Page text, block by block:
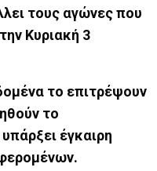
τους αγώνες που
Κυριακή 3
το επιτρέψουν
το
έγκαιρη